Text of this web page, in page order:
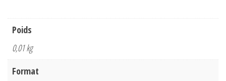
Poids
0,01 kg
Format